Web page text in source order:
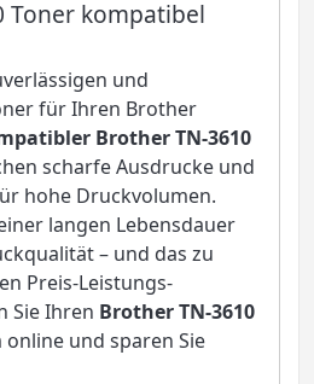
Toner kompatibel
und
für Ihren Brother
Brother TN-3610
scharfe Ausdrucke und
hohe Druckvolumen.
langen Lebensdauer
– und das zu
Preis-Leistungs-
Sie Ihren Brother TN-3610
und sparen Sie